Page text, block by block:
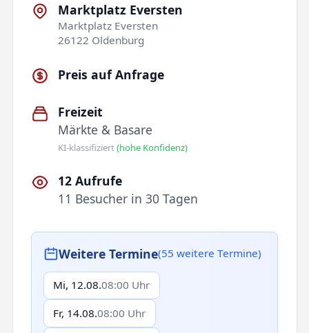
Marktplatz Eversten
Marktplatz Eversten
26122 Oldenburg
Preis auf Anfrage
Freizeit
Märkte & Basare
KI-klassifiziert(hohe Konfidenz)
12 Aufrufe
11 Besucher in 30 Tagen
Weitere Termine(55 weitere Termine)
Mi, 12.08.08:00 Uhr
Fr, 14.08.08:00 Uhr